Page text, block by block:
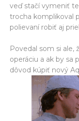
veď stačí vymeniť
trocha komplikoval
polievaní robiť aj
Povedal som si ale,
operáciu a ak by sa
dôvod kúpiť nový